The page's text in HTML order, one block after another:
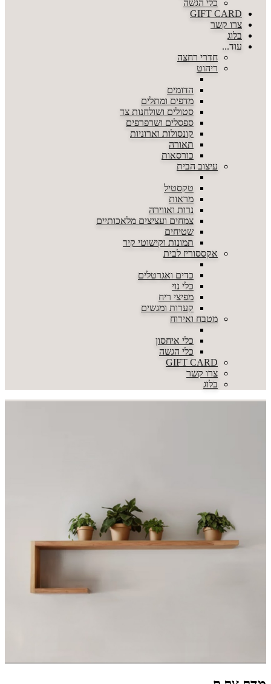
כלי הגשה
GIFT CARD
צרו קשר
בלוג
עוד...
חדרי רחצה
ריהוט
הדומים
מדפים ומתלים
סטולים ושולחנות צד
ספסלים ושרפרפים
קונסולות וארוניות
תאורה
כורסאות
עיצוב הבית
טקסטיל
מראות
נרות ואווירה
צמחים ועציצים מלאכותיים
שטיחים
תמונות וקישוטי קיר
אקססוריז לבית
כדים ואגרטלים
כלי נוי
מפיצי ריח
קערות ומגשים
מטבח ואירוח
כלי איחסון
כלי הגשה
GIFT CARD
צרו קשר
בלוג